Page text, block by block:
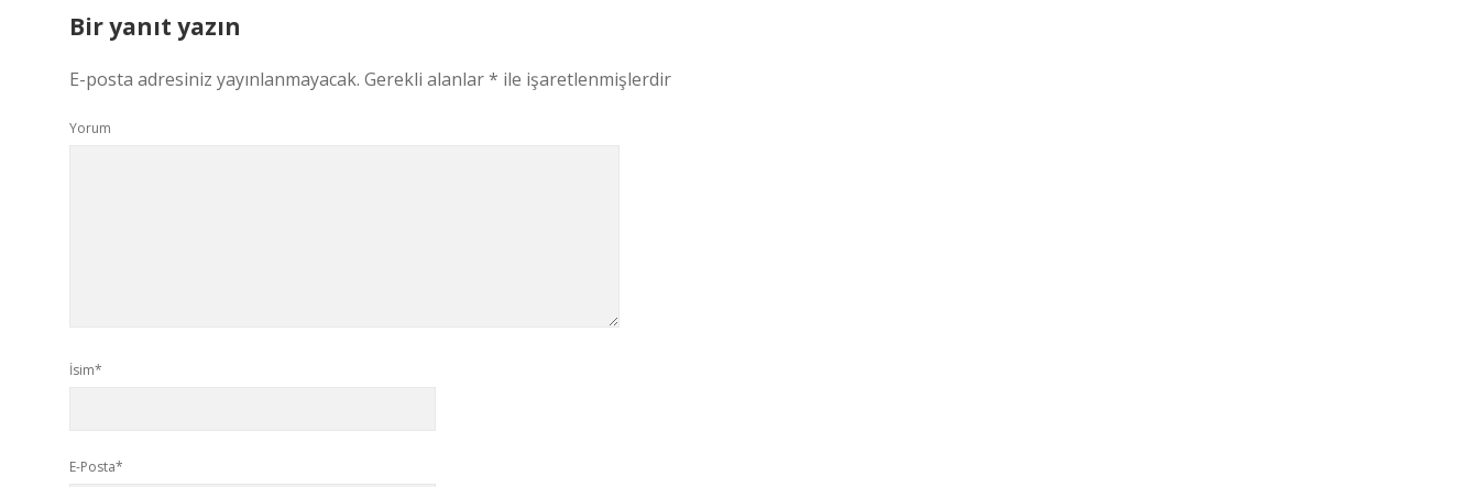
Bir yanıt yazın
E-posta adresiniz yayınlanmayacak. Gerekli alanlar* ile işaretlenmişlerdir
Yorum
İsim*
E-Posta*